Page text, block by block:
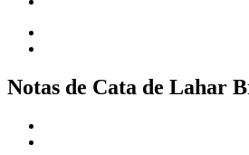
Notas de Cata de Lahar